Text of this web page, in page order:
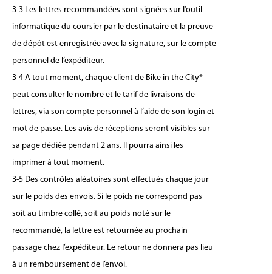
3-3 Les lettres recommandées sont signées sur l’outil
informatique du coursier par le destinataire et la preuve
de dépôt est enregistrée avec la signature, sur le compte
personnel de l’expéditeur.
3-4 A tout moment, chaque client de Bike in the City®
peut consulter le nombre et le tarif de livraisons de
lettres, via son compte personnel à l’aide de son login et
mot de passe. Les avis de réceptions seront visibles sur
sa page dédiée pendant 2 ans. Il pourra ainsi les
imprimer à tout moment.
3-5 Des contrôles aléatoires sont effectués chaque jour
sur le poids des envois. Si le poids ne correspond pas
soit au timbre collé, soit au poids noté sur le
recommandé, la lettre est retournée au prochain
passage chez l’expéditeur. Le retour ne donnera pas lieu
à un remboursement de l’envoi.